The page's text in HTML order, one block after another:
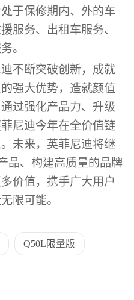
于保修期内、外的车
服务、出租车服务、
。
不断突破创新，成就
强大优势，造就颜值
过强化产品力、升级
尼迪今年在全价值链
未来，英菲尼迪将继
品、构建高质量的品牌
价值，携手广大用户
限可能。
Q50L限量版